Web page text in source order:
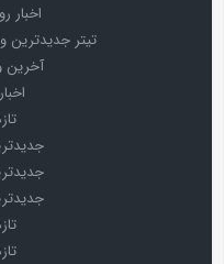
اخبار
تیتر جدیدترین
آخرین